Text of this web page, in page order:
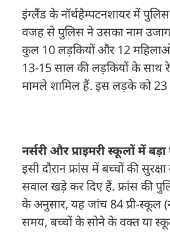
इंग्लैंड के नॉर्थहैम्पटनशायर में
वजह से पुलिस ने उसका नाम
कुल 10 लड़कियों और 12
13-15 साल की लड़कियों के साथ
मामले शामिल हैं. इस लड़के को 23
नर्सरी और प्राइमरी स्कूलों में बड़ा
इसी दौरान फ्रांस में बच्चों की
सवाल खड़े कर दिए हैं. फ्रांस की
के अनुसार, यह जांच 84 प्री-स्कूल
समय, बच्चों के सोने के वक्त या